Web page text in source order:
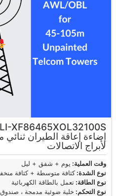
إضاءة إعاقة الطيران
لأبراج الاتصالات
وقت العملية: يوم + شفق + ليل
نوع الشدة:كثافة متوسطة + كثافة
نوع الطاقة: تعمل بالطاقة الكهربائية
نوع التحكم: خلية ضوئية مدمجة ،